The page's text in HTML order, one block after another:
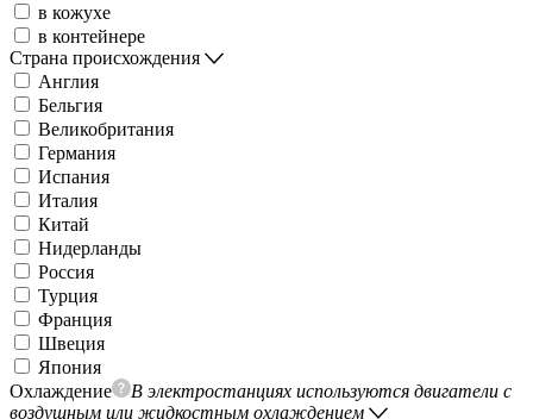
в кожухе
в контейнере
Страна происхождения
Англия
Бельгия
Великобритания
Германия
Испания
Италия
Китай
Нидерланды
Россия
Турция
Франция
Швеция
Япония
Охлаждение
В электростанциях используются двигатели с
воздушным или жидкостным охлаждением